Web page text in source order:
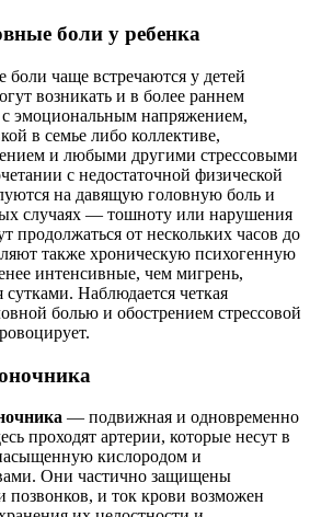
боли у ребенка
чаще встречаются у детей
возникать и в более раннем
с эмоциональным напряжением,
в семье либо коллективе,
и любыми другими стрессовыми
с недостаточной физической
на давящую головную боль и
случаях — тошноту или нарушения
продолжаться от нескольких часов до
также хроническую психогенную
интенсивные, чем мигрень,
сутками. Наблюдается четкая
болью и обострением стрессовой
— подвижная и одновременно
проходят артерии, которые несут в
кислородом и
Они частично защищены
позвонков, и ток крови возможен